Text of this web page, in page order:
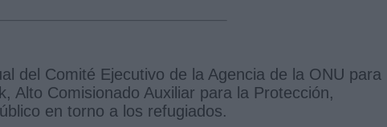
del Comité Ejecutivo de la Agencia de la ONU para
Alto Comisionado Auxiliar para la Protección,
en torno a los refugiados.